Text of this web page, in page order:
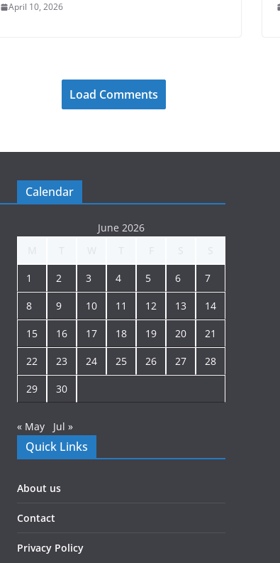
April 10, 2026
Load Comments
Calendar
June 2026
1 2 3 4 5 6 7
8 9 10 11 12 13 14
15 16 17 18 19 20 21
22 23 24 25 26 27 28
29 30
« May Jul »
Quick Links
About us
Contact
Privacy Policy